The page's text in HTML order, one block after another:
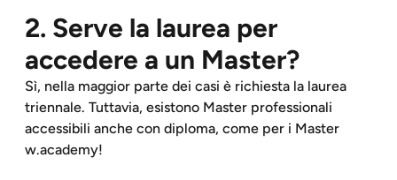
2. Serve la laurea per
accedere a un Master?
Sì, nella maggior parte dei casi è richiesta la laurea
triennale. Tuttavia, esistono Master professionali
accessibili anche con diploma, come per i Master
w.academy!